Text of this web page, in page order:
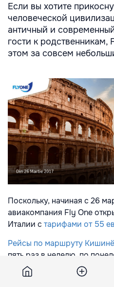
Если вы хотите
человеческой
античный и
гости к
этом за совсем
Поскольку, начиная с 26
авиакомпания Fly One
Италии с тарифами от 55
Рейсы по маршруту
пять раз в неделю, по
пятницам, субботам и
вы сможете быстро,